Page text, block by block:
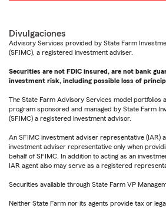
Divulgaciones
Advisory Services provided by State Farm
(SFIMC), a registered investment adviser.
Securities are not FDIC insured, are not bank
investment risk, including possible loss of
The State Farm Advisory Services model portfolios
program sponsored and managed by State Farm
(SFIMC) a registered investment advisor.
An SFIMC investment adviser representative (IAR)
investment adviser representative only when
behalf of SFIMC. In addition to acting as an
IAR agent also may serve as a registered
Securities available through State Farm VP
Neither State Farm nor its agents provide tax or